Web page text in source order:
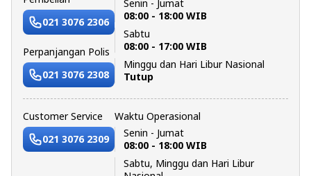
021 3076 2306
Perpanjangan Polis
021 3076 2308
Senin - Jumat
08:00 - 18:00 WIB
Sabtu
08:00 - 17:00 WIB
Minggu dan Hari Libur Nasional
Tutup
Customer Service
021 3076 2309
Waktu Operasional
Senin - Jumat
08:00 - 18:00 WIB
Sabtu, Minggu dan Hari Libur